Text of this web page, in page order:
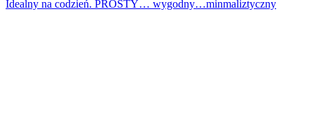
Idealny na codzień. PROSTY… wygodny…minmaliztyczny